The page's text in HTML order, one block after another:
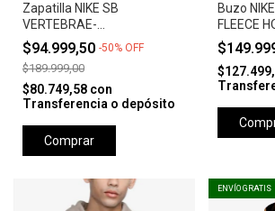
Zapatilla NIKE SB
VERTEBRAE-
ADOBE/EARTH/NOBLE
RED/MELON TINT
$94.999,50 -50% OFF
$189.999,00
$80.749,58 con
Transferencia o depósito
Comprar
Buzo
FLEECE
ENVÍO GRATIS